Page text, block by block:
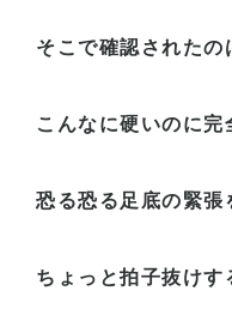
そこで確認されたの
こんなに硬いのに完
恐る恐る足底の緊
ちょっと拍子抜けす